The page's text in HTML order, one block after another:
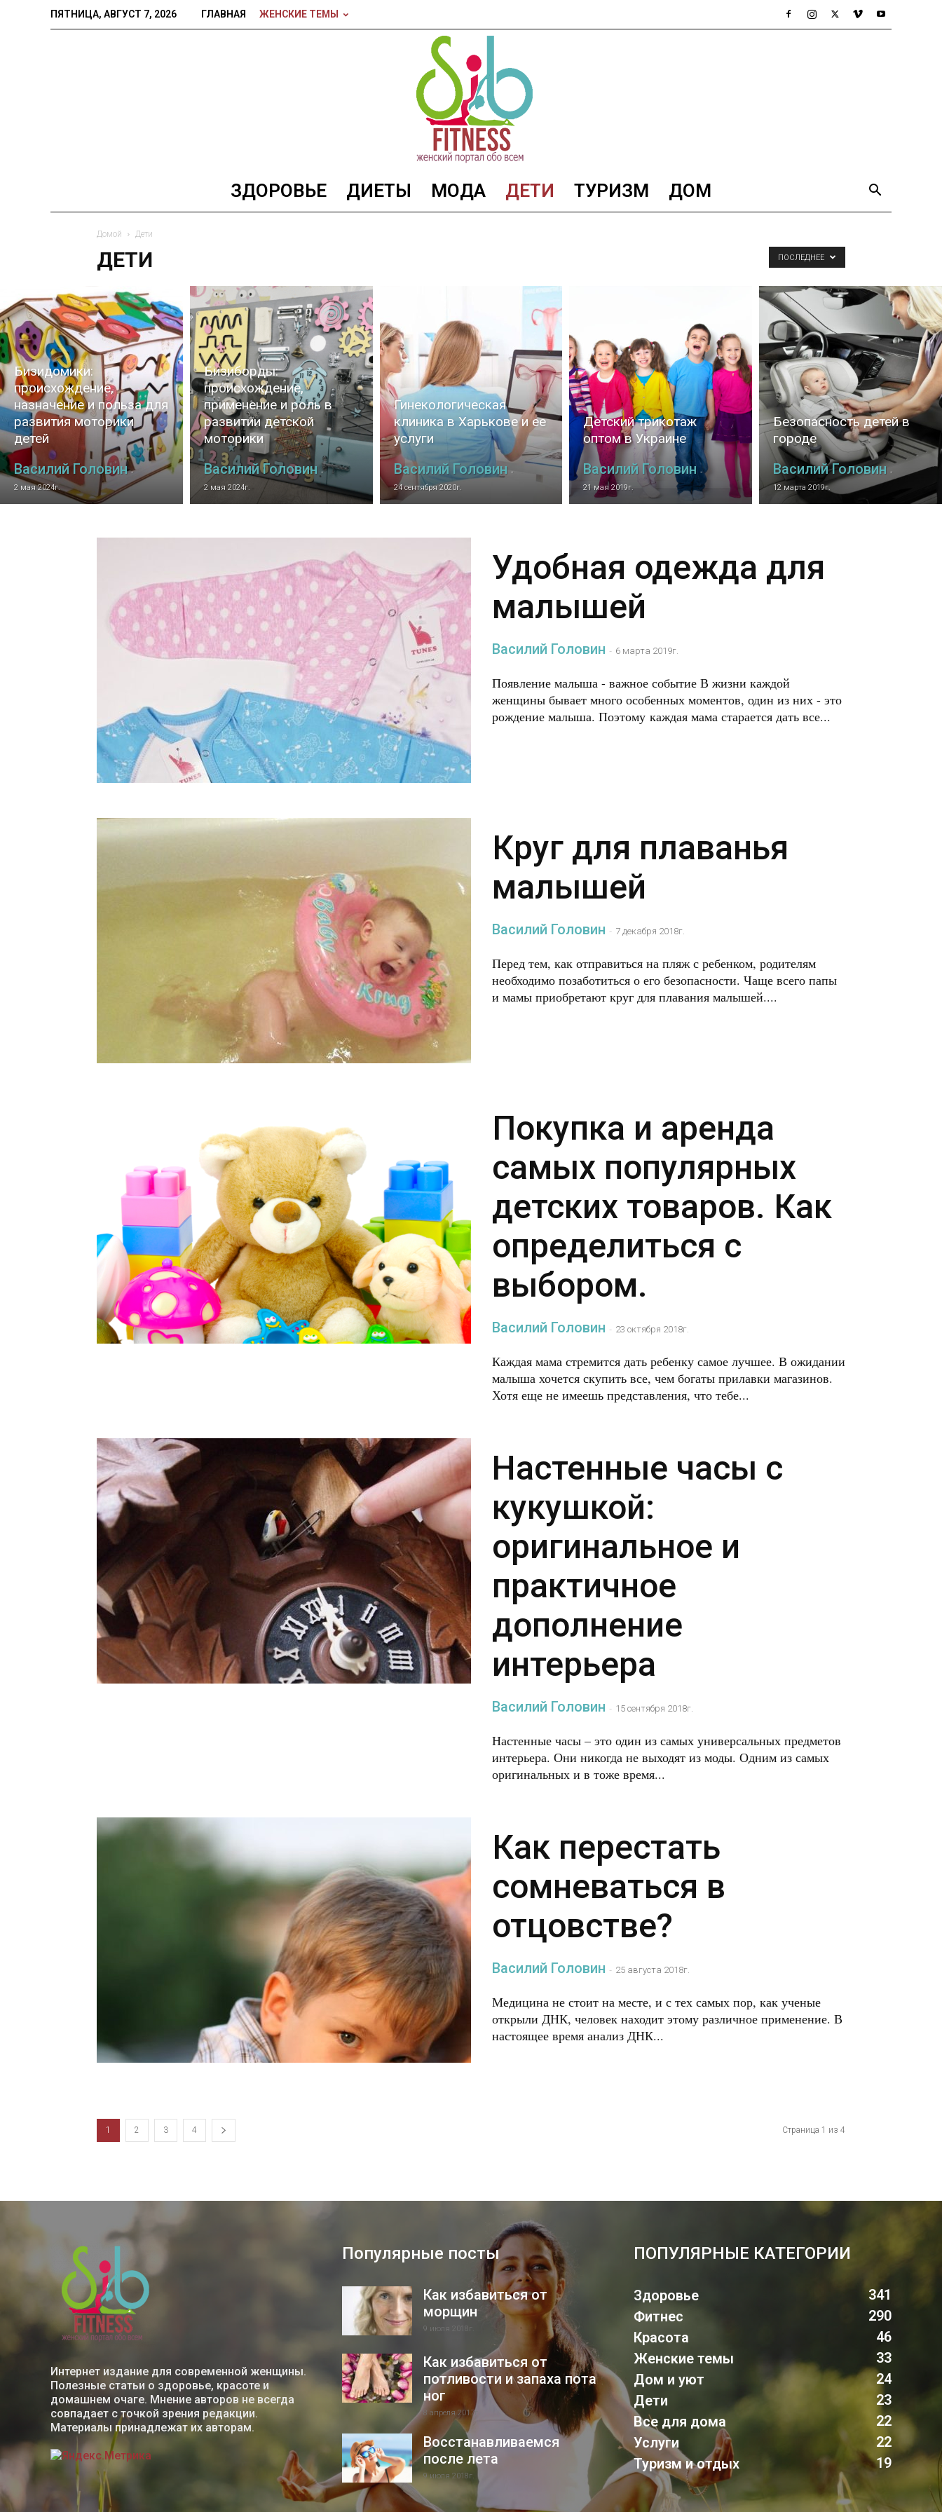
ПЯТНИЦА, АВГУСТ 7, 2026 ГЛАВНАЯ ЖЕНСКИЕ ТЕМЫ
SibFitnes
фитнес
здоровье
ЗДОРОВЬЕ ДИЕТЫ МОДА ДЕТИ ТУРИЗМ ДОМ
Домой Дети
ДЕТИ ПОСЛЕДНЕЕ
Бизидомики:
происхождение,
назначение и польза для
развития моторики
детей
Василий Головин -
2 мая 2024г.
Бизиборды:
происхождение,
применение и роль в
развитии детской
моторики
Василий Головин -
2 мая 2024г.
Гинекологическая
клиника в Харькове и ее
услуги
Василий Головин -
24 сентября 2020г.
Детский трикотаж
оптом в Украине
Василий Головин -
21 мая 2019г.
Безопасность детей в
городе
Василий Головин -
12 марта 2019г.
Удобная одежда для
малышей
Василий Головин - 6 марта 2019г.
Появление малыша - важное событие В жизни каждой
женщины бывает много особенных моментов, один из них - это
рождение малыша. Поэтому каждая мама старается дать все...
Круг для плаванья
малышей
Василий Головин - 7 декабря 2018г.
Перед тем, как отправиться на пляж с ребенком, родителям
необходимо позаботиться о его безопасности. Чаще всего папы
и мамы приобретают круг для плавания малышей....
Покупка и аренда
самых популярных
детских товаров. Как
определиться с
выбором.
Василий Головин - 23 октября 2018г.
Каждая мама стремится дать ребенку самое лучшее. В ожидании
малыша хочется скупить все, чем богаты прилавки магазинов.
Хотя еще не имеешь представления, что тебе...
Настенные часы с
кукушкой:
оригинальное и
практичное
дополнение
интерьера
Василий Головин - 15 сентября 2018г.
Настенные часы – это один из самых универсальных предметов
интерьера. Они никогда не выходят из моды. Одним из самых
оригинальных и в тоже время...
Как перестать
сомневаться в
отцовстве?
Василий Головин - 25 августа 2018г.
Медицина не стоит на месте, и с тех самых пор, как ученые
открыли ДНК, человек находит этому различное применение. В
настоящее время анализ ДНК...
1 2 3 4 Страница 1 из 4
Интернет издание для современной женщины.
Полезные статьи о здоровье, красоте и
домашнем очаге. Мнение авторов не всегда
совпадает с точкой зрения редакции.
Материалы принадлежат их авторам.
Популярные посты
Как избавиться от
морщин
9 июля 2018г.
Как избавиться от
потливости и запаха пота
ног
8 апреля 2017г.
Восстанавливаемся
после лета
9 июля 2018г.
ПОПУЛЯРНЫЕ КАТЕГОРИИ
Здоровье
341
Фитнес
290
Красота
46
Женские темы
33
Дом и уют
24
Дети
23
Все для дома
22
Услуги
22
Туризм и отдых
19